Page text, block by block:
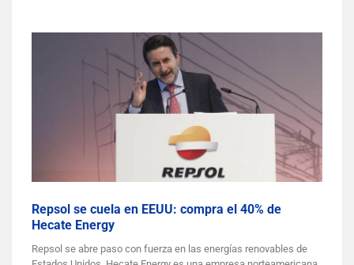
Repsol se cuela en EEUU: compra el 40% de
Hecate Energy
Repsol se abre paso con fuerza en las energías renovables de